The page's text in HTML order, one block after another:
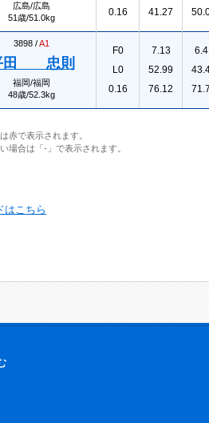
広島/広島
51歳/51.0kg
0.16
41.27
3898 /A1
田 忠則
福岡/福岡
48歳/52.3kg
F0
L0
0.16
7.13
52.99
76.12
赤で表示されます。
場合は「-」で表示されます。
はこちら